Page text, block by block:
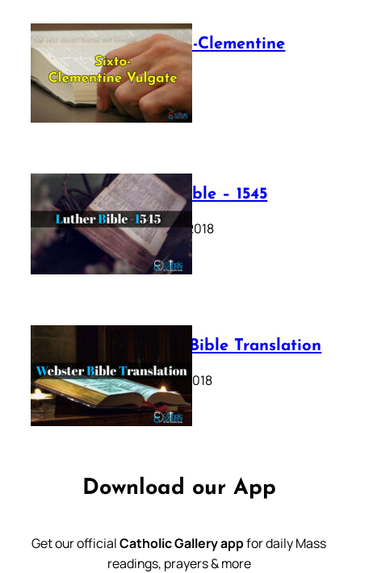
The Sixto-Clementine
Vulgate
July 12, 2025
Luther Bible – 1545
October 17, 2018
Webster Bible Translation
October 11, 2018
Download our App
Get our officialCatholic Gallery appfor daily Mass
readings, prayers & more